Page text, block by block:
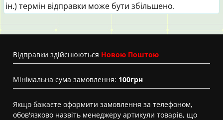
ін.) термін відправки може бути збільшено.
Вiдправки здійснюються Новою Поштою
Мінімальна сума замовлення: 100грн
Якщо бажаєте оформити замовлення за телефоном,
обов'язково назвіть менеджеру артикули товарів, що